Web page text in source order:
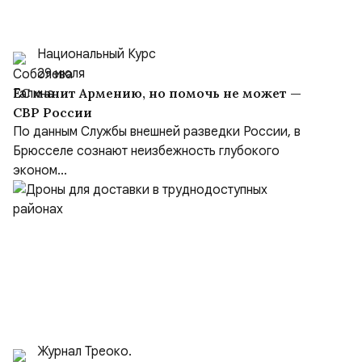
Национальный Курс
29 июля
ЕС манит Армению, но помочь не может —
СВР России
По данным Службы внешней разведки России, в
Брюсселе сознают неизбежность глубокого
эконом...
Журнал Треоко.